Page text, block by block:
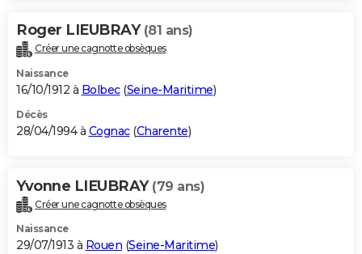
Roger LIEUBRAY (81 ans)
Créer une cagnotte obsèques
Naissance
16/10/1912 à Bolbec(Seine-Maritime)
Décès
28/04/1994 à Cognac(Charente)
Yvonne LIEUBRAY (79 ans)
Créer une cagnotte obsèques
Naissance
29/07/1913 à Rouen (Seine-Maritime)